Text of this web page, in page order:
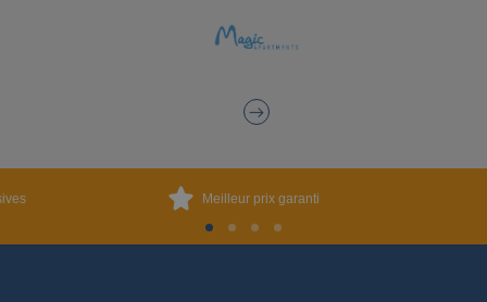
Meilleur prix garanti